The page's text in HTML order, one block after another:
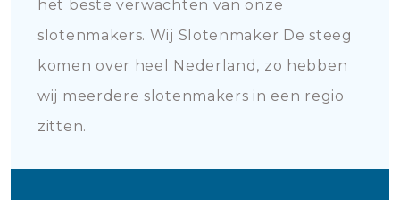
het beste verwachten van onze
slotenmakers. Wij Slotenmaker De steeg
komen over heel Nederland, zo hebben
wij meerdere slotenmakers in een regio
zitten.